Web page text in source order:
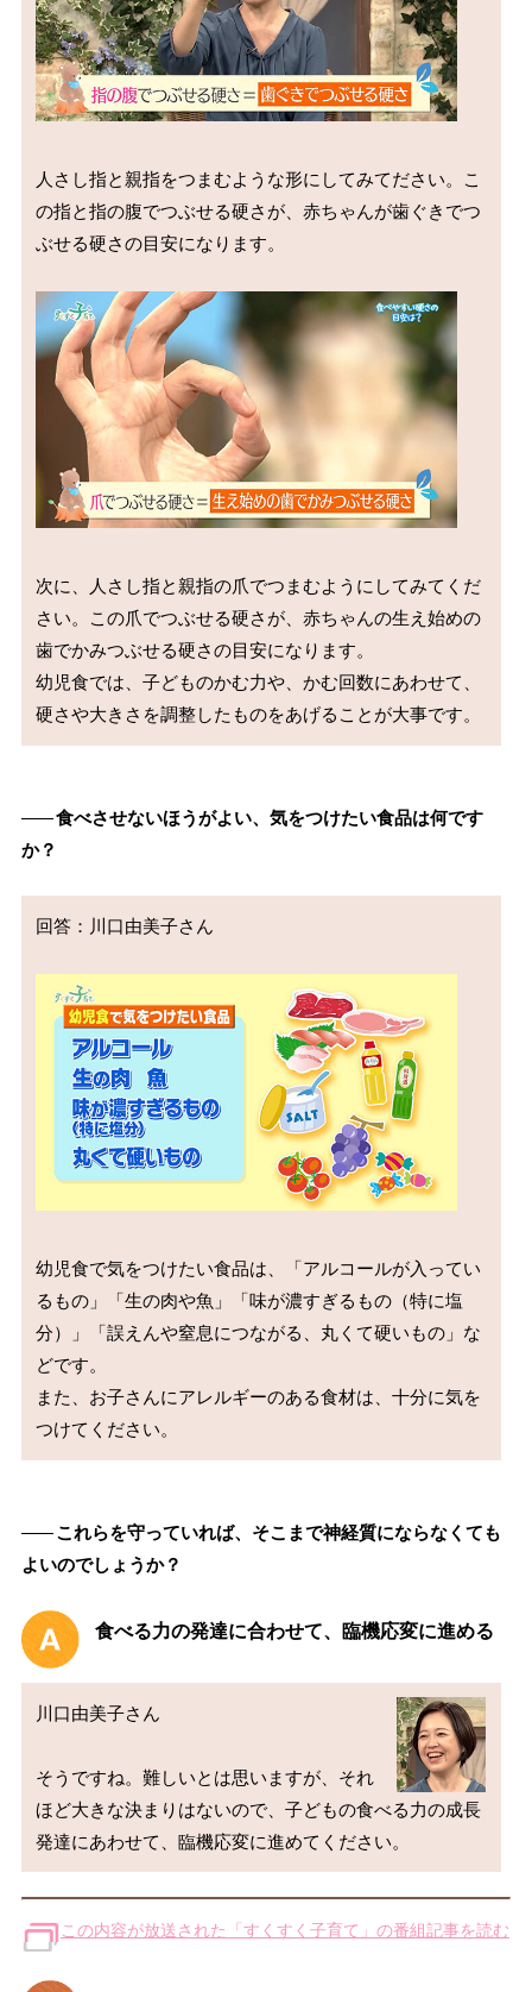
人さし指と親指をつまむような形にしてみてださい。こ
の指と指の腹でつぶせる硬さが、赤ちゃんが歯ぐきでつ
ぶせる硬さの目安になります。
次に、人さし指と親指の爪でつまむようにしてみてくだ
さい。この爪でつぶせる硬さが、赤ちゃんの生え始めの
歯でかみつぶせる硬さの目安になります。
幼児食では、子どものかむ力や、かむ回数にあわせて、
――食べさせないほうがよい、気をつけたい食品は何です
か？
回答：川口由美子さん
幼児食で気をつけたい食品は、「アルコールが入ってい
るもの」「生の肉や魚」「味が濃すぎるもの（特に塩
分）」「誤えんや窒息につながる、丸くて硬いもの」な
どです。
また、お子さんにアレルギーのある食材は、十分に気を
――これらを守っていれば、そこまで神経質にならなくても
よいのでしょうか？
食べる力の発達に合わせて、臨機応変に進める
川口由美子さん
そうですね。難しいとは思いますが、それ
ほど大きな決まりはないので、子どもの食べる力の成長
この内容が放送された「すくすく子育て」の番組記事を読む